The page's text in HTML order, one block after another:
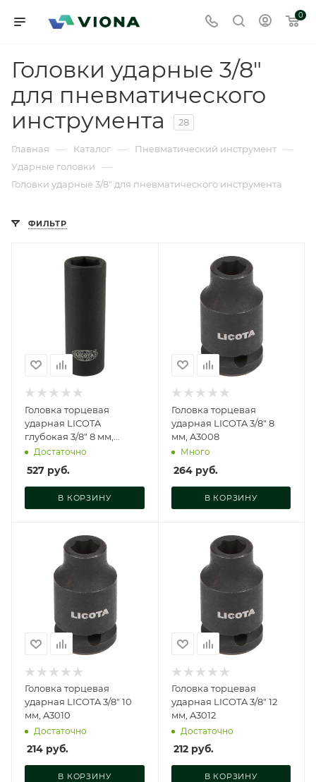
0
Головки ударные 3/8"
для пневматического
инструмента
28
Главная — Каталог — Пневматический инструмент —
Ударные головки —
Головки ударные 3/8" для пневматического инструмента
ФИЛЬТР
Головка торцевая
ударная LICOTA
глубокая 3/8" 8 мм,
A3008L
Достаточно
527 руб.
В КОРЗИНУ
Головка торцевая
ударная LICOTA 3/8" 8
мм, A3008
Много
264руб.
В КОРЗИНУ
Головка торцевая
ударная LICOTA 3/8" 10
мм, A3010
Достаточно
214 руб.
В КОРЗИНУ
Головка торцевая
ударная LICOTA 3/8" 12
мм, A3012
Достаточно
212руб.
В КОРЗИНУ